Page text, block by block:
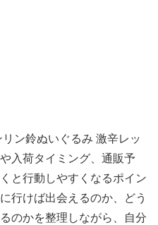
ン鈴ぬいぐるみ 激辛レッ
入荷タイミング、通販予
と行動しやすくなるポイン
行けば出会えるのか、どう
のかを整理しながら、自分